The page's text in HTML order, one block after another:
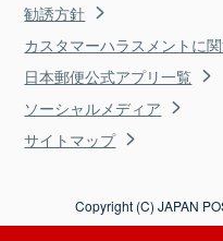
勧誘方針
カスタマーハラスメントに
日本郵便公式アプリ一覧
ソーシャルメディア
サイトマップ
Copyright (C) JAPAN